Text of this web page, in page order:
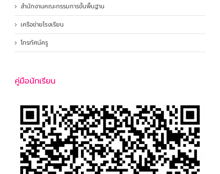
สำนักงานคณะกรรมการขั้นพื้นฐาน
เครือข่ายโรงเรียน
โทรทัศน์ครู
คู่มือนักเรียน